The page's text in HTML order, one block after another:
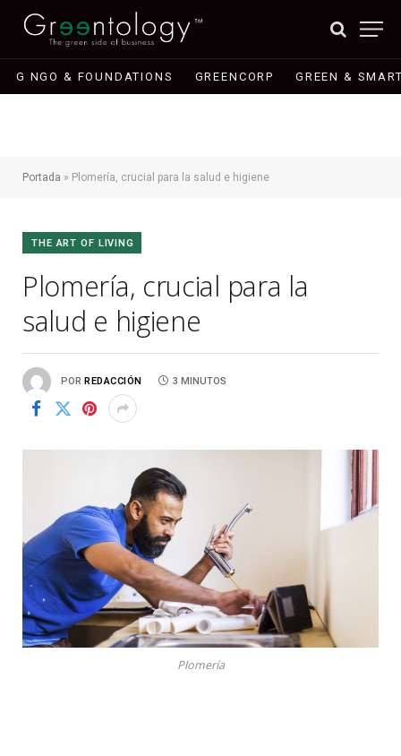
G NGO & FOUNDATIONS GREENCORP GREEN &
Portada » Plomería, crucial para la salud e higiene
THE ART OF LIVING
Plomería, crucial para la
salud e higiene
POR REDACCIÓN 3 MINUTOS
Plomería